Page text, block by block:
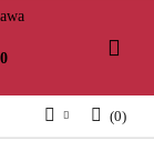
(0)